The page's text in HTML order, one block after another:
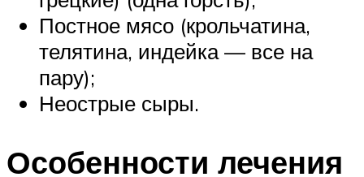
Постное мясо (крольчатина,
телятина, индейка — все на
пару);
Неострые сыры.
Особенности лечения